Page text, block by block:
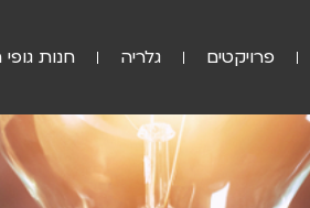
פרויקטים גלריה חנות